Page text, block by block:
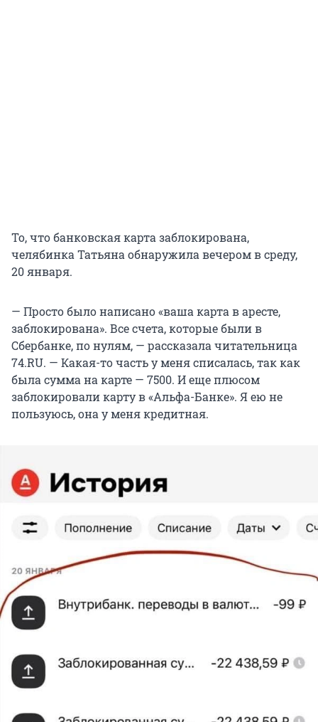
То, что банковская карта заблокирована,
челябинка Татьяна обнаружила вечером в среду,
20 января.
— Просто было написано «ваша карта в аресте,
заблокирована». Все счета, которые были в
Сбербанке, по нулям, — рассказала читательница
74.RU. — Какая-то часть у меня списалась, так как
была сумма на карте — 7500. И еще плюсом
заблокировали карту в «Альфа-Банке». Я ею не
пользуюсь, она у меня кредитная.